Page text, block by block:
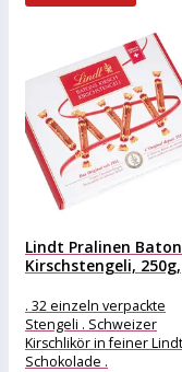
Lindt Pralinen
Kirschstengeli, 250g,
. 32 einzeln verpackte
Stengeli . Schweizer
Kirschlikör in feiner Lindt
Schokolade .